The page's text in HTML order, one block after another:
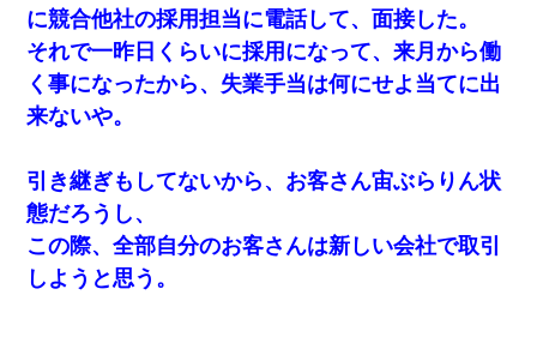
の親会社の経営者の息子さんだったので、父も喜んで私の写真を
送ったんだが→
義兄嫁が義実家で「コロナ陽性だったからこのまま療養させて下
さい」と言い出してド修羅場になった
13歳娘が元嫁のところから逃げてきた。どう扱ったらいいのかわ
からない
日曜日、会社の窓を見ると同僚の姿。俺（あれ？ディズニーシー
じゃ？）→俺電話「今何してんの？」同僚「シーで並んでるこ
と！」俺「会社にいない？」→次の瞬間、すごい鳥肌が立った
に競合他社の採用担当に電話して、面接した。
それで一昨日くらいに採用になって、来月から働
く事になったから、失業手当は何にせよ当てに出
来ないや。
引き継ぎもしてないから、お客さん宙ぶらりん状
態だろうし、
この際、全部自分のお客さんは新しい会社で取引
しようと思う。